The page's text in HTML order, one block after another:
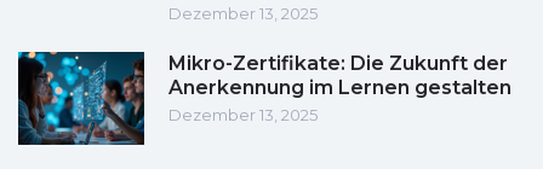
Dezember 13, 2025
Mikro-Zertifikate: Die Zukunft der
Anerkennung im Lernen gestalten
Dezember 13, 2025